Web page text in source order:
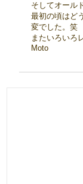
そしてオール
最初の頃はど
変でした。笑
またいろいろ
Moto